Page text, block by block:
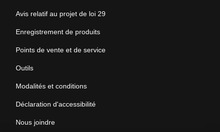
Avis relatif au projet de loi 29
Enregistrement de produits
Points de vente et de service
Outils
Modalités et conditions
Déclaration d'accessibilité
Nous joindre